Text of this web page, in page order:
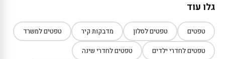
גלו עוד
טפטים טפטים לסלון מדבקות קיר טפטים למשרד
טפטים לחדרי ילדים טפטים לחדרי שינה